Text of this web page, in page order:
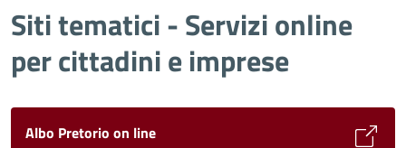
Siti tematici - Servizi online
per cittadini e imprese
Albo Pretorio on line